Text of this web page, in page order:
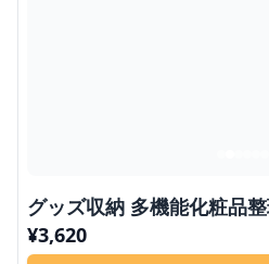
グッズ収納 多機能化粧品
¥3,620